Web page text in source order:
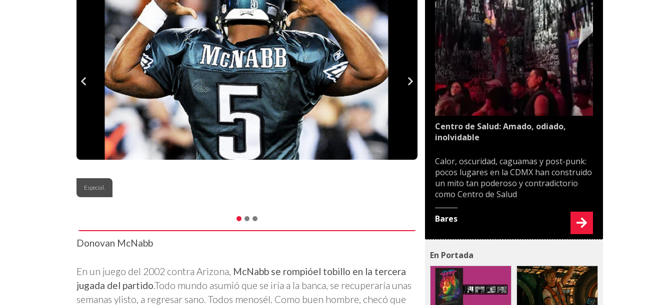
Especial.
Donovan McNabb
En un juego del 2002 contra Arizona, McNabb se rompióel tobillo en la tercera
jugada del partido.Todo mundo asumió que se iría a la banca, se recuperaría unas
semanas ylisto, a regresar sano. Todos menosél. Como buen hombre, checó que
Centro de Salud: Amado, odiado,
inolvidable
Calor, oscuridad, caguamas y post-punk:
pocos lugares en la CDMX han construido
un mito tan poderoso y contradictorio
como Centro de Salud
Bares
En Portada